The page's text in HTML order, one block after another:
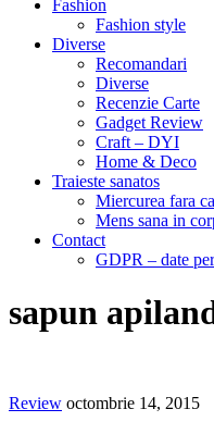
Fashion
Fashion style
Diverse
Recomandari
Diverse
Recenzie Carte
Gadget Review
Craft – DYI
Home & Deco
Traieste sanatos
Miercurea fara
Mens sana in
Contact
GDPR – date
sapun
Review octombrie 14, 2015